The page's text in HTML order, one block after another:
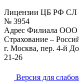
Лицензии ЦБ РФ
№ 3954
Адрес Филиала
Страхование –
г. Москва, пер. 4-й
21-26
Версия для